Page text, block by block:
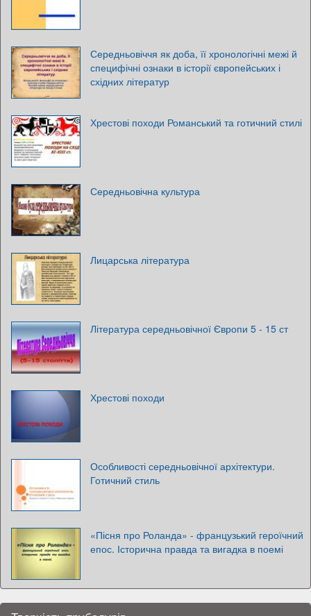
Середньовіччя як доба, її хронологічні межі й
специфічні ознаки в історії європейських і
східних літератур
Хрестові походи Романський та готичний стилі
Середньовічна культура
Лицарська література
Література середньовічної Європи 5 - 15 ст
Хрестові походи
Особливості середньовічної архітектури.
Готичний стиль
«Пісня про Роланда» - французький героїчний
епос. Історична правда та вигадка в поемі